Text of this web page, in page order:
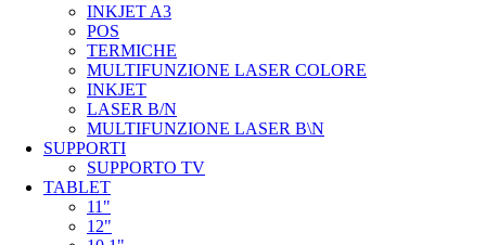
INKJET A3
POS
TERMICHE
MULTIFUNZIONE LASER COLORE
INKJET
LASER B/N
MULTIFUNZIONE LASER B\N
SUPPORTI
SUPPORTO TV
TABLET
11"
12"